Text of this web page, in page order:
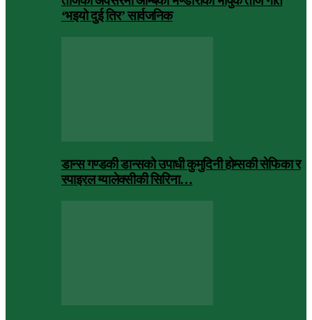
‘भइयो दुई तिर’ सार्वजनिक
डान्स गण्डकी डान्सको उपाधी कुमुदिनी होम्सकी सेफिका र
स्पाइरल ग्यालेक्सीकी सिरिना…